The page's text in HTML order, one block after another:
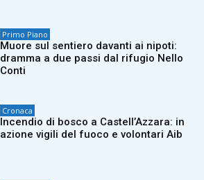
Primo Piano
Muore sul sentiero davanti ai nipoti:
dramma a due passi dal rifugio Nello
Conti
Cronaca
Incendio di bosco a Castell’Azzara: in
azione vigili del fuoco e volontari Aib